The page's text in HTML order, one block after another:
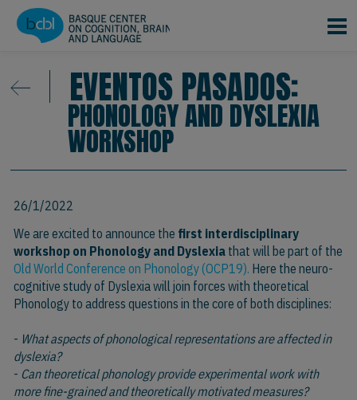
Pasar al contenido principal
EVENTOS PASADOS:
PHONOLOGY AND DYSLEXIA
WORKSHOP
26/1/2022
We are excited to announce the first interdisciplinary
workshop on Phonology and Dyslexia that will be part of the
Old World Conference on Phonology (OCP19). Here the neuro-
cognitive study of Dyslexia will join forces with theoretical
Phonology to address questions in the core of both disciplines:
- What aspects of phonological representations are affected in
dyslexia?
- Can theoretical phonology provide experimental work with
more fine-grained and theoretically motivated measures?